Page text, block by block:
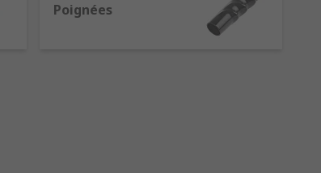
l'un à l'autre. Par
en général adaptés que pour
de l'application et de
ou aux huiles et graisses. Un
Poignées